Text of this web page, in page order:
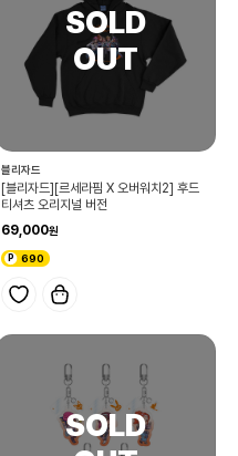
블리자드
[블리자드][르세라핌 X 오버워치2] 후드
티셔츠 오리지널 버전
69,000
690